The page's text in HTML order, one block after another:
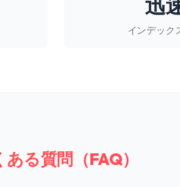
迅
インデック
ある質問（FAQ）